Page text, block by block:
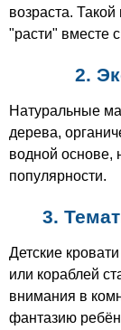
возраста.
"расти" вместе
2.
Натуральные
дерева,
водной основе,
популярности.
3.
Детские
или кораблей
внимания в
фантазию